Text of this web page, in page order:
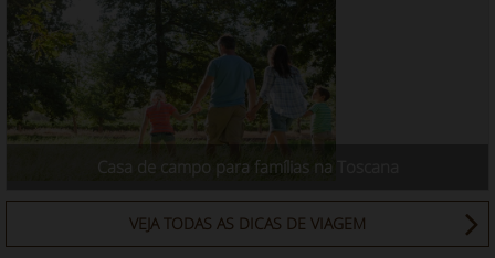
Casa de campo para famílias na Toscana
VEJA TODAS AS DICAS DE VIAGEM